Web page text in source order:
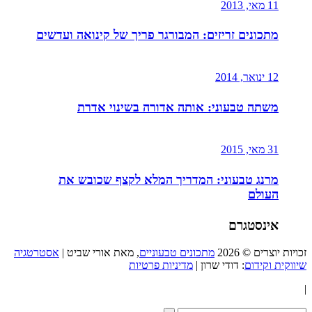
11 מאי, 2013
מתכונים זריזים: המבורגר פריך של קינואה ועדשים
12 ינואר, 2014
משתה טבעוני: אותה אדורה בשינוי אדרת
31 מאי, 2015
מרנג טבעוני: המדריך המלא לקצף שכובש את
העולם
אינסטגרם
זכויות יוצרים © 2026 מתכונים טבעוניים, מאת אורי שביט | אסטרטגיה
שיווקית וקידום: דודי שרון | מדיניות פרטיות
|